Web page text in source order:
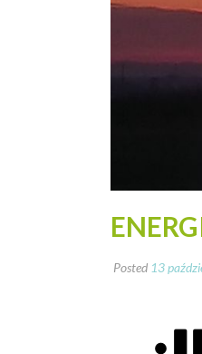
Posted 13